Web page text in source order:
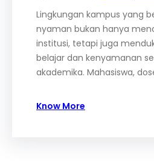
Lingkungan kampus yang
nyaman bukan hanya
institusi, tetapi juga
belajar dan kenyamanan
akademika. Mahasiswa,
Know More